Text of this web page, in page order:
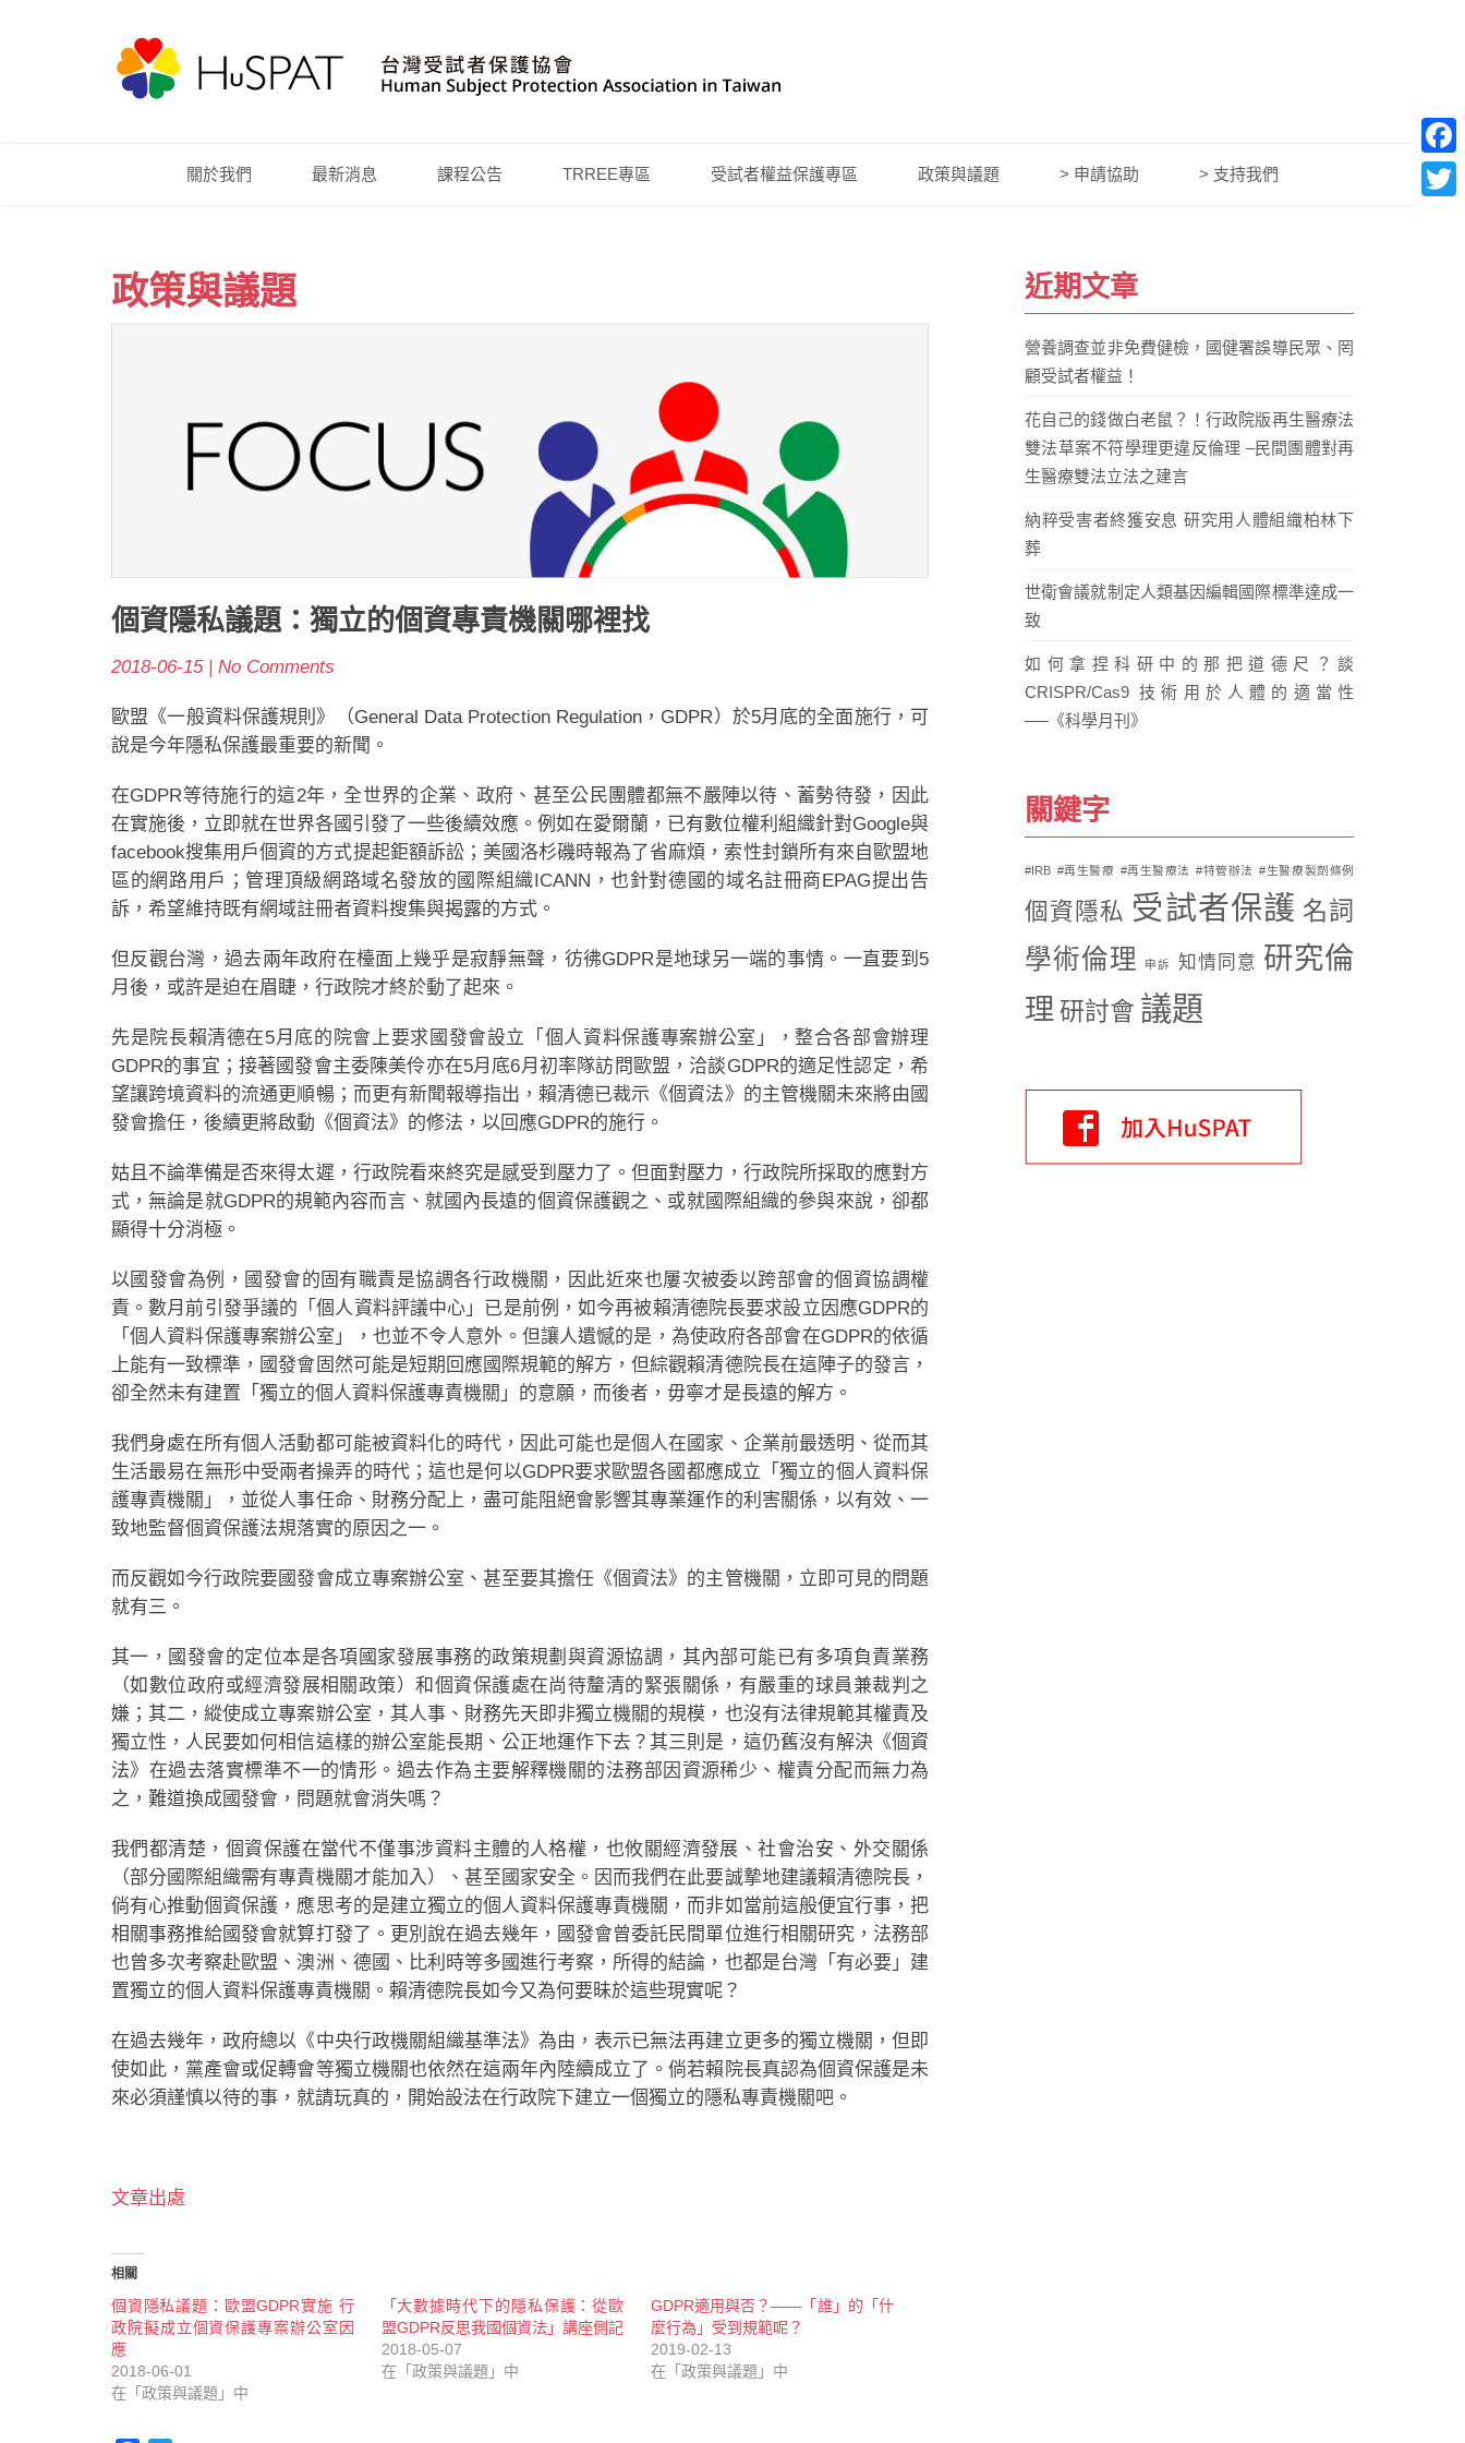
關於我們 最新消息 課程公告 TRREE專區 受試者權益保護專區 政策與議題 > 申請協助 > 支持我們
政策與議題
個資隱私議題：獨立的個資專責機關哪裡找
2018-06-15 | No Comments
歐盟《一般資料保護規則》（General Data Protection Regulation，GDPR）於5月底的全面施行，可
說是今年隱私保護最重要的新聞。
在GDPR等待施行的這2年，全世界的企業、政府、甚至公民團體都無不嚴陣以待、蓄勢待發，因此
在實施後，立即就在世界各國引發了一些後續效應。例如在愛爾蘭，已有數位權利組織針對Google與
facebook搜集用戶個資的方式提起鉅額訴訟；美國洛杉磯時報為了省麻煩，索性封鎖所有來自歐盟地
區的網路用戶；管理頂級網路域名發放的國際組織ICANN，也針對德國的域名註冊商EPAG提出告
訴，希望維持既有網域註冊者資料搜集與揭露的方式。
但反觀台灣，過去兩年政府在檯面上幾乎是寂靜無聲，彷彿GDPR是地球另一端的事情。一直要到5
月後，或許是迫在眉睫，行政院才終於動了起來。
先是院長賴清德在5月底的院會上要求國發會設立「個人資料保護專案辦公室」，整合各部會辦理
GDPR的事宜；接著國發會主委陳美伶亦在5月底6月初率隊訪問歐盟，洽談GDPR的適足性認定，希
望讓跨境資料的流通更順暢；而更有新聞報導指出，賴清德已裁示《個資法》的主管機關未來將由國
發會擔任，後續更將啟動《個資法》的修法，以回應GDPR的施行。
姑且不論準備是否來得太遲，行政院看來終究是感受到壓力了。但面對壓力，行政院所採取的應對方
式，無論是就GDPR的規範內容而言、就國內長遠的個資保護觀之、或就國際組織的參與來說，卻都
顯得十分消極。
以國發會為例，國發會的固有職責是協調各行政機關，因此近來也屢次被委以跨部會的個資協調權
責。數月前引發爭議的「個人資料評議中心」已是前例，如今再被賴清德院長要求設立因應GDPR的
「個人資料保護專案辦公室」，也並不令人意外。但讓人遺憾的是，為使政府各部會在GDPR的依循
上能有一致標準，國發會固然可能是短期回應國際規範的解方，但綜觀賴清德院長在這陣子的發言，
卻全然未有建置「獨立的個人資料保護專責機關」的意願，而後者，毋寧才是長遠的解方。
我們身處在所有個人活動都可能被資料化的時代，因此可能也是個人在國家、企業前最透明、從而其
生活最易在無形中受兩者操弄的時代；這也是何以GDPR要求歐盟各國都應成立「獨立的個人資料保
護專責機關」，並從人事任命、財務分配上，盡可能阻絕會影響其專業運作的利害關係，以有效、一
致地監督個資保護法規落實的原因之一。
而反觀如今行政院要國發會成立專案辦公室、甚至要其擔任《個資法》的主管機關，立即可見的問題
就有三。
其一，國發會的定位本是各項國家發展事務的政策規劃與資源協調，其內部可能已有多項負責業務
（如數位政府或經濟發展相關政策）和個資保護處在尚待釐清的緊張關係，有嚴重的球員兼裁判之
嫌；其二，縱使成立專案辦公室，其人事、財務先天即非獨立機關的規模，也沒有法律規範其權責及
獨立性，人民要如何相信這樣的辦公室能長期、公正地運作下去？其三則是，這仍舊沒有解決《個資
法》在過去落實標準不一的情形。過去作為主要解釋機關的法務部因資源稀少、權責分配而無力為
之，難道換成國發會，問題就會消失嗎？
我們都清楚，個資保護在當代不僅事涉資料主體的人格權，也攸關經濟發展、社會治安、外交關係
（部分國際組織需有專責機關才能加入）、甚至國家安全。因而我們在此要誠摯地建議賴清德院長，
倘有心推動個資保護，應思考的是建立獨立的個人資料保護專責機關，而非如當前這般便宜行事，把
相關事務推給國發會就算打發了。更別說在過去幾年，國發會曾委託民間單位進行相關研究，法務部
也曾多次考察赴歐盟、澳洲、德國、比利時等多國進行考察，所得的結論，也都是台灣「有必要」建
置獨立的個人資料保護專責機關。賴清德院長如今又為何要昧於這些現實呢？
在過去幾年，政府總以《中央行政機關組織基準法》為由，表示已無法再建立更多的獨立機關，但即
使如此，黨產會或促轉會等獨立機關也依然在這兩年內陸續成立了。倘若賴院長真認為個資保護是未
來必須謹慎以待的事，就請玩真的，開始設法在行政院下建立一個獨立的隱私專責機關吧。
文章出處
相關
個資隱私議題：歐盟GDPR實施 行
政院擬成立個資保護專案辦公室因
應
2018-06-01
在「政策與議題」中
「大數據時代下的隱私保護：從歐
盟GDPR反思我國個資法」講座側記
2018-05-07
在「政策與議題」中
GDPR適用與否？——「誰」的「什
麼行為」受到規範呢？
2019-02-13
在「政策與議題」中
近期文章
營養調查並非免費健檢，國健署誤導民眾、罔
顧受試者權益！
花自己的錢做白老鼠？！行政院版再生醫療法
雙法草案不符學理更違反倫理 –民間團體對再
生醫療雙法立法之建言
納粹受害者終獲安息 研究用人體組織柏林下
葬
世衛會議就制定人類基因編輯國際標準達成一
致
如何拿捏科研中的那把道德尺？談
CRISPR/Cas9 技術用於人體的適當性
──《科學月刊》
關鍵字
#IRB #再生醫療 #再生醫療法 #特管辦法 #生醫療製劑條例
個資隱私 受試者保護 名詞
學術倫理 申訴 知情同意 研究倫
理 研討會 議題